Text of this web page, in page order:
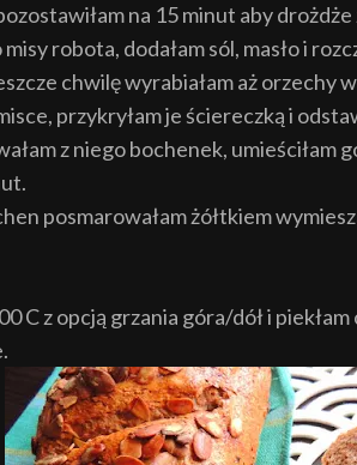
na 15 minut aby
robota, dodałam sól, masło i
chwilę wyrabiałam aż orzechy
przykryłam je ściereczką i
z niego bochenek, umieściłam
posmarowałam żółtkiem
C z opcją grzania góra/dół i